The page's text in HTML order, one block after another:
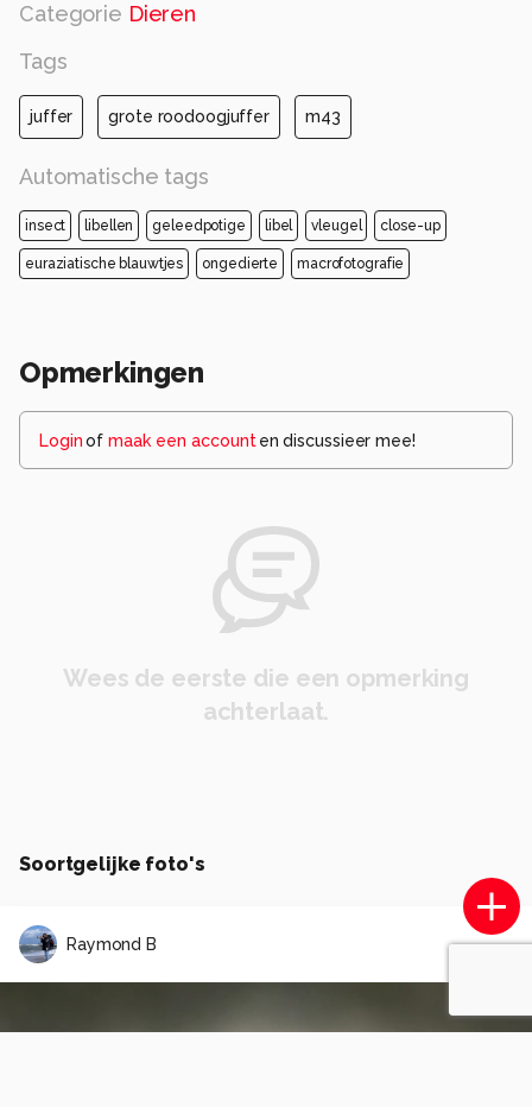
Categorie Dieren
Tags
juffer grote roodoogjuffer m43
Automatische tags
insect libellen geleedpotige libel vleugel close-up
euraziatische blauwtjes ongedierte macrofotografie
Opmerkingen
Loginof maak een account en discussieer mee!
Wees de eerste die een opmerking
achterlaat.
Soortgelijke foto's
Raymond B